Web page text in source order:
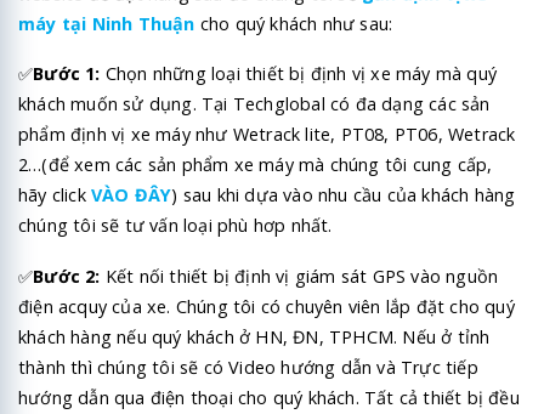
máy tại Ninh Thuận cho quý khách như sau:
✅Bước 1: Chọn những loại thiết bị định vị xe máy mà quý
khách muốn sử dụng. Tại Techglobal có đa dạng các sản
phẩm định vị xe máy như Wetrack lite, PT08, PT06, Wetrack
2…(để xem các sản phẩm xe máy mà chúng tôi cung cấp,
hãy clickVÀO ĐÂY) sau khi dựa vào nhu cầu của khách hàng
chúng tôi sẽ tư vấn loại phù hơp nhất.
✅Bước 2: Kết nối thiết bị định vị giám sát GPS vào nguồn
điện acquy của xe. Chúng tôi có chuyên viên lắp đặt cho quý
khách hàng nếu quý khách ở HN, ĐN, TPHCM. Nếu ở tỉnh
thành thì chúng tôi sẽ có Video hướng dẫn và Trực tiếp
hướng dẫn qua điện thoại cho quý khách. Tất cả thiết bị đều